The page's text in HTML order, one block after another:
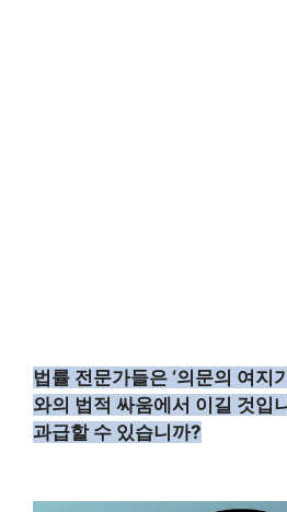
법률 전문가들은 ‘의문의 여지
와의 법적 싸움에서 이길 것입
과급할 수 있습니까?